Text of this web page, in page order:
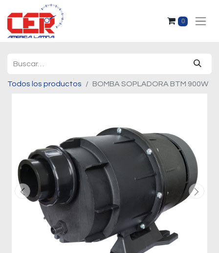
0
Todos los productos BOMBA SOPLADORA BTM 900W